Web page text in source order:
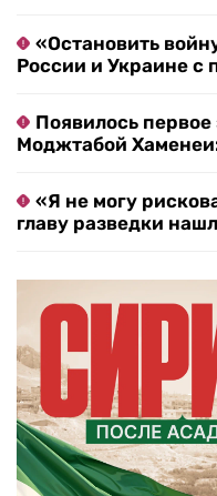
«Остановить
России и Украине с
Появилось первое
Моджтабой
«Я не могу
главу разведки